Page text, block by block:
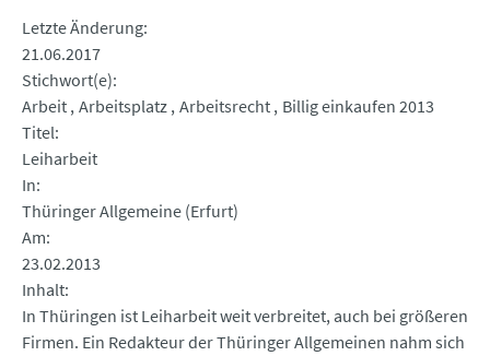
Letzte Änderung
21.06.2017
Stichwort(e)
Arbeit Arbeitsplatz Arbeitsrecht Billig einkaufen 2013
Titel
Leiharbeit
In
Thüringer Allgemeine (Erfurt)
Am
23.02.2013
Inhalt
In Thüringen ist Leiharbeit weit verbreitet, auch bei größeren
Firmen. Ein Redakteur der Thüringer Allgemeinen nahm sich